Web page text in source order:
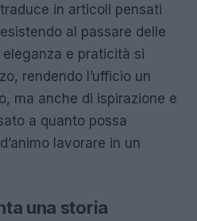
in articoli pensati
al passare delle
e praticità si
rendendo l’ufficio un
ma anche di ispirazione e
a quanto possa
lavorare in un
una storia